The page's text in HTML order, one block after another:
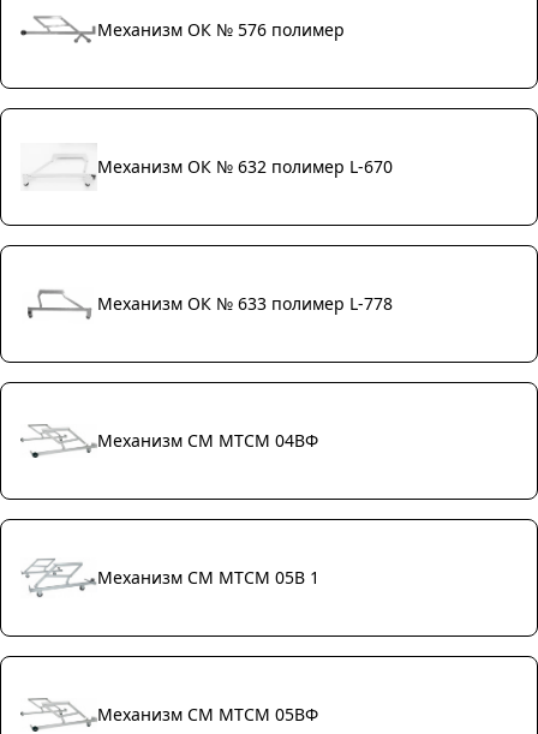
Механизм ОК № 576 полимер
Механизм ОК № 632 полимер L-670
Механизм ОК № 633 полимер L-778
Механизм СМ МТСМ 04ВФ
Механизм СМ МТСМ 05В 1
Механизм СМ МТСМ 05ВФ